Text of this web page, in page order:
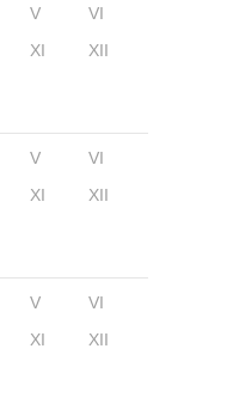
V
VI
XI XII
V
VI
XI XII
V
VI
XI XII